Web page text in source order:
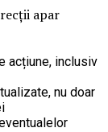
apar
acțiune, inclusiv
nu doar